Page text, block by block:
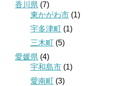
香川県 (7)
東かがわ市 (1)
宇多津町 (1)
三木町 (5)
愛媛県 (4)
宇和島市 (1)
愛南町 (3)